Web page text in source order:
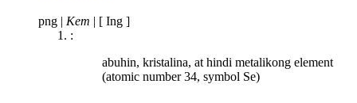
png | Kem | [ Ing ]
:
abuhin, kristalina, at hindi metalikong element
(atomic number 34, symbol Se)